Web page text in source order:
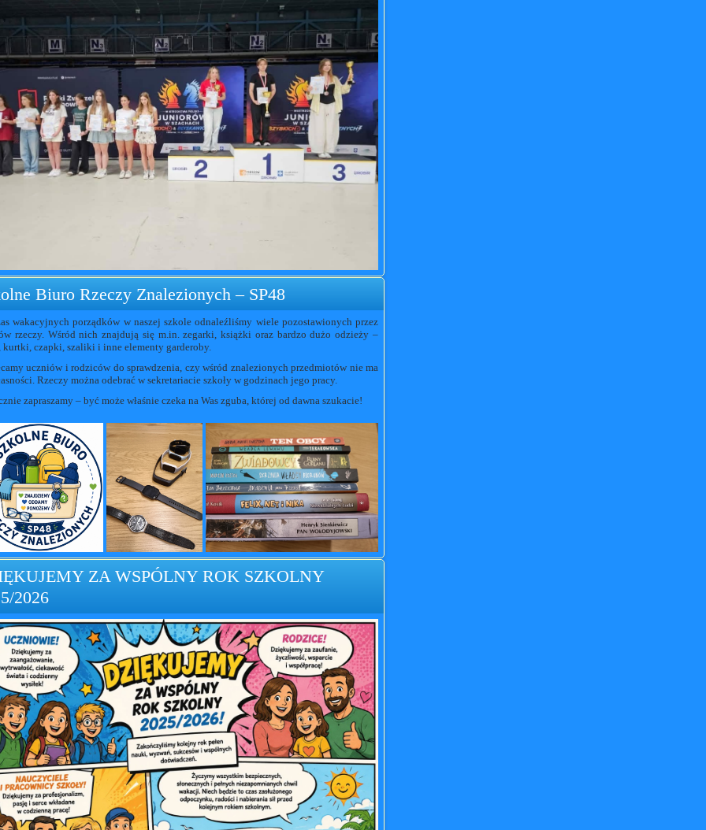
Biuro Rzeczy Znalezionych – SP48
wakacyjnych porządków w naszej szkole odnaleźliśmy wiele pozostawionych przez
rzeczy. Wśród nich znajdują się m.in. zegarki, książki oraz bardzo dużo odzieży –
kurtki, czapki, szaliki i inne elementy garderoby.
uczniów i rodziców do sprawdzenia, czy wśród znalezionych przedmiotów nie ma
Rzeczy można odebrać w sekretariacie szkoły w godzinach jego pracy.
zapraszamy – być może właśnie czeka na Was zguba, której od dawna szukacie!
ZA WSPÓLNY ROK SZKOLNY
2026